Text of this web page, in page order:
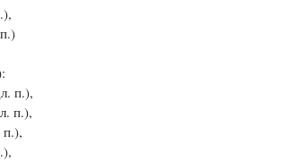
п.),
п.),
п.),